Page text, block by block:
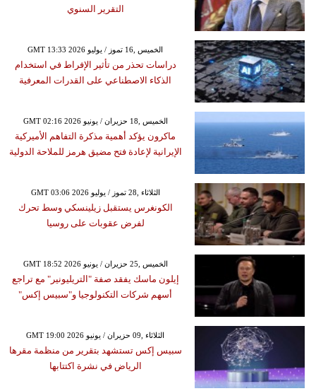
التقرير السنوي
GMT 13:33 2026 الخميس ,16 تموز / يوليو
دراسات تحذر من تأثير الإفراط في استخدام
الذكاء الاصطناعي على القدرات المعرفية
GMT 02:16 2026 الخميس ,18 حزيران / يونيو
ماكرون يؤكد أهمية مذكرة التفاهم الأميركية
الإيرانية لإعادة فتح مضيق هرمز للملاحة الدولية
GMT 03:06 2026 الثلاثاء ,28 تموز / يوليو
الكونغرس يستقبل زيلينسكي وسط تحرك
لفرض عقوبات على روسيا
GMT 18:52 2026 الخميس ,25 حزيران / يونيو
إيلون ماسك يفقد صفة "التريليونير" مع تراجع
أسهم شركات التكنولوجيا و"سبيس إكس"
GMT 19:00 2026 الثلاثاء ,09 حزيران / يونيو
سبيس إكس تستشهد بتقرير من منظمة مقرها
الرياض في نشرة اكتتابها